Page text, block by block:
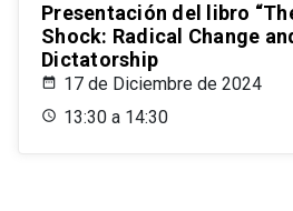
Presentación del libro
Shock: Radical Change
Dictatorship
17 de Diciembre de 2024
13:30 a 14:30